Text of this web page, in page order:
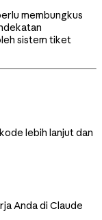
membungkus
sistem tiket
lebih lanjut dan
Anda di Claude